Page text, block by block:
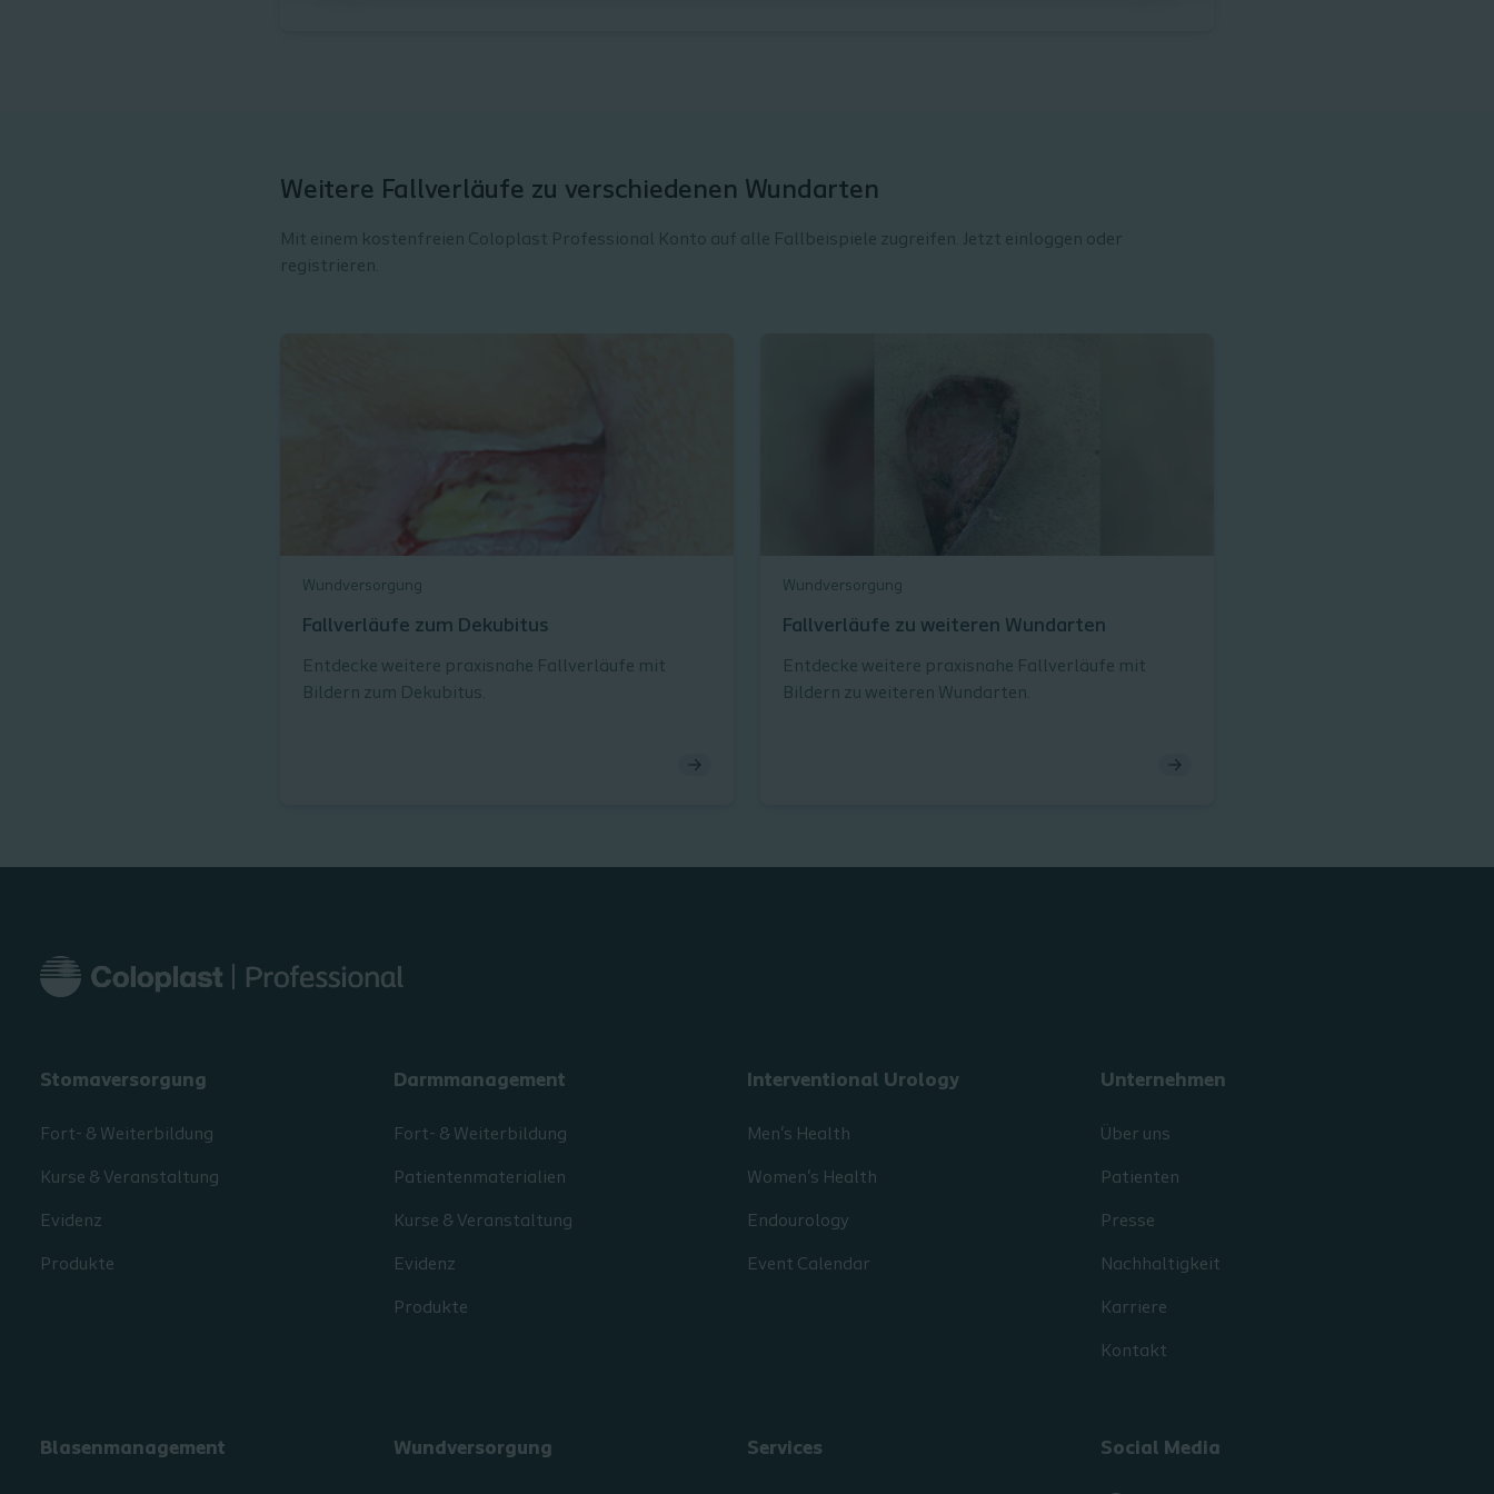
Weitere Fallverläufe zu verschiedenen Wundarten
Mit einem kostenfreien Coloplast Professional Konto auf alle Fallbeispiele zugreifen. Jetzt einloggen oder
registrieren.
Wundversorgung
Fallverläufe zum Dekubitus
Entdecke weitere praxisnahe Fallverläufe mit
Bildern zum Dekubitus.
Wundversorgung
Fallverläufe zu weiteren Wundarten
Entdecke weitere praxisnahe Fallverläufe mit
Bildern zu weiteren Wundarten.
Stomaversorgung
Fort- & Weiterbildung
Kurse & Veranstaltung
Evidenz
Produkte
Darmmanagement
Fort- & Weiterbildung
Patientenmaterialien
Kurse & Veranstaltung
Evidenz
Produkte
Interventional Urology
Men's Health
Women's Health
Endourology
Event Calendar
Unternehmen
Über uns
Patienten
Presse
Nachhaltigkeit
Karriere
Kontakt
Blasenmanagement Wundversorgung Services Social Media